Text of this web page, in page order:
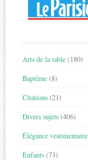
Arts de la table (180)
Baptême (8)
Citations (21)
Divers sujets (406)
Élégance vestimentaire
Enfants (73)